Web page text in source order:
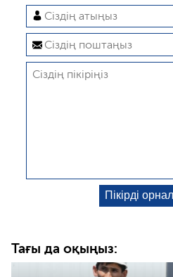
Тағы да оқыңыз: